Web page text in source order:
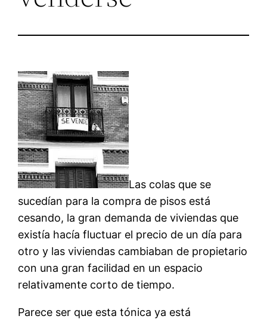
Las colas que se
sucedían para la compra de pisos está
cesando, la gran demanda de viviendas que
existía hacía fluctuar el precio de un día para
otro y las viviendas cambiaban de propietario
con una gran facilidad en un espacio
relativamente corto de tiempo.
Parece ser que esta tónica ya está